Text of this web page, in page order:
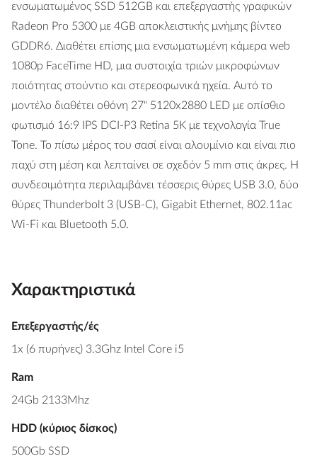
ενσωματωμένος SSD 512GB και επεξεργαστής γραφικών
Radeon Pro 5300 με 4GB αποκλειστικής μνήμης βίντεο
GDDR6. Διαθέτει επίσης μια ενσωματωμένη κάμερα web
1080p FaceTime HD, μια συστοιχία τριών μικροφώνων
ποιότητας στούντιο και στερεοφωνικά ηχεία. Αυτό το
μοντέλο διαθέτει οθόνη 27" 5120x2880 LED με οπίσθιο
φωτισμό 16:9 IPS DCI-P3 Retina 5K με τεχνολογία True
Tone. Το πίσω μέρος του σασί είναι αλουμίνιο και είναι πιο
παχύ στη μέση και λεπταίνει σε σχεδόν 5 mm στις άκρες. Η
συνδεσιμότητα περιλαμβάνει τέσσερις θύρες USB 3.0, δύο
θύρες Thunderbolt 3 (USB-C), Gigabit Ethernet, 802.11ac
Wi-Fi και Bluetooth 5.0.
Χαρακτηριστικά
Επεξεργαστής/ές
1x (6 πυρήνες) 3.3Ghz Intel Core i5
Ram
24Gb 2133Mhz
HDD (κύριος δίσκος)
500Gb SSD